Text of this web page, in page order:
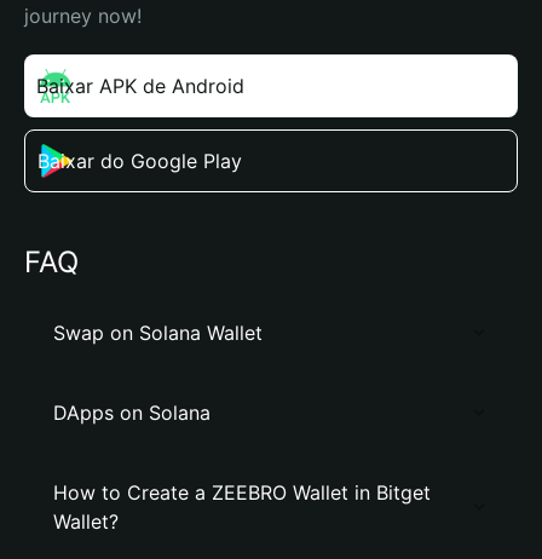
journey now!
Baixar APK de Android
Baixar do Google Play
FAQ
Swap on Solana Wallet
DApps on Solana
How to Create a ZEEBRO Wallet in Bitget
Wallet?